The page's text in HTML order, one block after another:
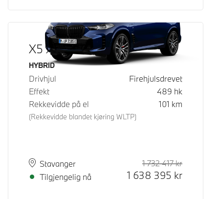
X5 xDrive50e
Drivstoff
HYBRID
Drivhjul
Firehjulsdrevet
Effekt
489 hk
Rekkevidde på el
(Rekkevidde blandet kjøring WLTP)
101 km
PlassStavanger
Leveringstid
Tilgjengelig nå
1 732 417kr
1 638 395 kr